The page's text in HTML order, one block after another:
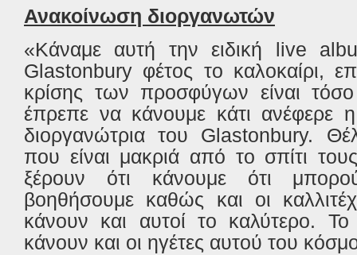
Ανακοίνωση διοργανωτών
«Κάναμε αυτή την ειδική live
Glastonbury φέτος το καλοκαίρι,
κρίσης των προσφύγων είναι
έπρεπε να κάνουμε κάτι ανέφερε
διοργανώτρια του Glastonbury.
που είναι μακριά από το σπίτι
ξέρουν ότι κάνουμε ότι
βοηθήσουμε καθώς και οι
κάνουν και αυτοί το καλύτερο.
κάνουν και οι ηγέτες αυτού του